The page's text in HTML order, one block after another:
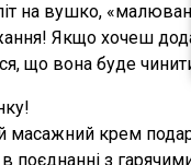
на вушко,
Якщо хочеш
що вона буде чинити
масажний крем
в поєднанні з